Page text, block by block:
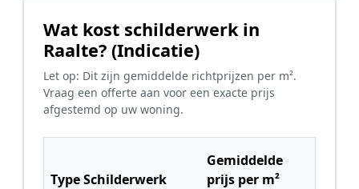
Wat kost schilderwerk in
Raalte? (Indicatie)
Let op: Dit zijn gemiddelde richtprijzen per m².
Vraag een offerte aan voor een exacte prijs
afgestemd op uw woning.
Type Schilderwerk
Gemiddelde
prijs per m²